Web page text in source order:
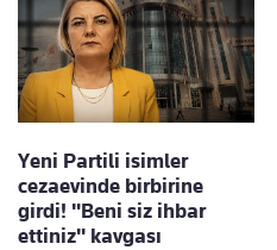
Yeni Partili isimler
cezaevinde birbirine
girdi! "Beni siz ihbar
ettiniz" kavgası